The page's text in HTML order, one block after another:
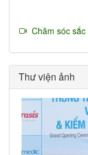
Chăm sóc
Thư viện ảnh